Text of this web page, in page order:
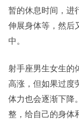
暂的休息时间，进
伸展身体等，然后
中。
射手座男生女生的
高涨，但如果过度
体力也会逐渐下降
整，给自己的身体